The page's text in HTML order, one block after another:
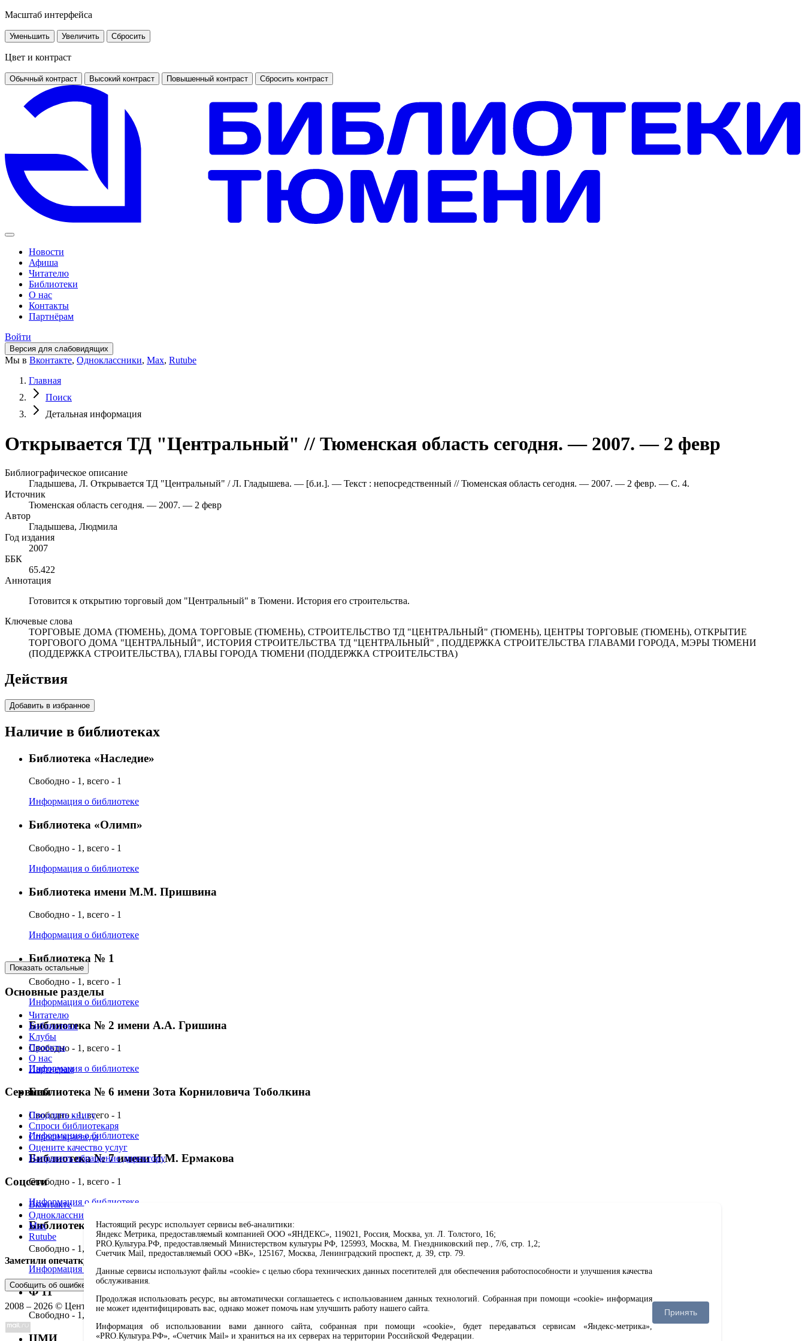
Масштаб интерфейса
Уменьшить Увеличить Сбросить
Цвет и контраст
Обычный контраст Высокий контраст Повышенный контраст Сбросить контраст
Новости
Афиша
Читателю
Библиотеки
О нас
Контакты
Партнёрам
Войти
Версия для слабовидящих
Мы в Вконтакте, Одноклассники, Max, Rutube
Главная
Поиск
Детальная информация
Открывается ТД "Центральный" // Тюменская область сегодня. — 2007. — 2 февр
Библиографическое описание
Гладышева, Л. Открывается ТД "Центральный" / Л. Гладышева. — [б.и.]. — Текст : непосредственный // Тюменская область сегодня. — 2007. — 2 февр. — С. 4.
Источник
Тюменская область сегодня. — 2007. — 2 февр
Автор
Гладышева, Людмила
Год издания
2007
ББК
65.422
Аннотация
Готовится к открытию торговый дом "Центральный" в Тюмени. История его строительства.
Ключевые слова
ТОРГОВЫЕ ДОМА (ТЮМЕНЬ), ДОМА ТОРГОВЫЕ (ТЮМЕНЬ), СТРОИТЕЛЬСТВО ТД "ЦЕНТРАЛЬНЫЙ" (ТЮМЕНЬ), ЦЕНТРЫ ТОРГОВЫЕ (ТЮМЕНЬ), ОТКРЫТИЕ
ТОРГОВОГО ДОМА "ЦЕНТРАЛЬНЫЙ", ИСТОРИЯ СТРОИТЕЛЬСТВА ТД "ЦЕНТРАЛЬНЫЙ" , ПОДДЕРЖКА СТРОИТЕЛЬСТВА ГЛАВАМИ ГОРОДА, МЭРЫ ТЮМЕНИ
(ПОДДЕРЖКА СТРОИТЕЛЬСТВА), ГЛАВЫ ГОРОДА ТЮМЕНИ (ПОДДЕРЖКА СТРОИТЕЛЬСТВА)
Действия
Добавить в избранное
Наличие в библиотеках
Библиотека «Наследие»
Свободно - 1, всего - 1
Информация о библиотеке
Библиотека «Олимп»
Свободно - 1, всего - 1
Информация о библиотеке
Библиотека имени М.М. Пришвина
Свободно - 1, всего - 1
Информация о библиотеке
Библиотека № 1
Свободно - 1, всего - 1
Информация о библиотеке
Библиотека № 2 имени А.А. Гришина
Свободно - 1, всего - 1
Информация о библиотеке
Библиотека № 6 имени Зота Корниловича Тоболкина
Свободно - 1, всего - 1
Информация о библиотеке
Библиотека № 7 имени И.М. Ермакова
Свободно - 1, всего - 1
Информация о библиотеке
Библиотека № 8 имени А.П. Чехова
Свободно - 1, всего - 1
Информация о библиотеке
Ф 11
Свободно - 1, всего - 1
ЦМИ
Показать остальные
Основные разделы
Читателю
Библиотеки
Клубы
Проекты
О нас
Партнерам
Сервисы
Продлить книгу
Спроси библиотекаря
Спроси краеведа
Оцените качество услуг
Направить обращение директору
Соцсети
Вконтакте
Одноклассники
Max
Rutube
Заметили опечатку? Выделите текст с ошибкой и нажмите клавиши Ctrl+Enter или ссылку ниже
Сообщить об ошибке
2008 – 2026 © Централизованная городская библиотечная система, 6+
Настоящий ресурс использует сервисы веб-аналитики:
Яндекс Метрика, предоставляемый компанией ООО «ЯНДЕКС», 119021, Россия, Москва, ул. Л. Толстого, 16;
PRO.Культура.РФ, предоставляемый Министерством культуры РФ, 125993, Москва, М. Гнездниковский пер., 7/6, стр. 1,2;
Счетчик Mail, предоставляемый ООО «ВК», 125167, Москва, Ленинградский проспект, д. 39, стр. 79.
Данные сервисы используют файлы «cookie» с целью сбора технических данных посетителей для обеспечения работоспособности и улучшения качества
обслуживания.
Продолжая использовать ресурс, вы автоматически соглашаетесь с использованием данных технологий. Собранная при помощи «cookie» информация
не может идентифицировать вас, однако может помочь нам улучшить работу нашего сайта.
Информация об использовании вами данного сайта, собранная при помощи «cookie», будет передаваться сервисам «Яндекс-метрика»,
«PRO.Культура.РФ», «Счетчик Mail» и храниться на их серверах на территории Российской Федерации.
Принять